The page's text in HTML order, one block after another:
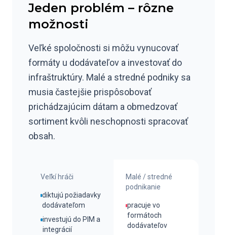
Jeden problém – rôzne
možnosti
Veľké spoločnosti si môžu vynucovať
formáty u dodávateľov a investovať do
infraštruktúry. Malé a stredné podniky sa
musia častejšie prispôsobovať
prichádzajúcim dátam a obmedzovať
sortiment kvôli neschopnosti spracovať
obsah.
Veľkí hráči
diktujú požiadavky
dodávateľom
investujú do PIM a
integrácií
Malé / stredné
podnikanie
pracuje vo
formátoch
dodávateľov